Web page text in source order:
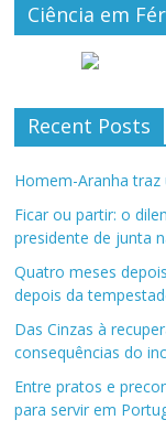
Ciência em
Recent Posts
Homem-Aranha
Ficar ou partir: o
presidente de junta
Quatro meses
depois da
Das Cinzas à
consequências do
Entre pratos e
para servir em